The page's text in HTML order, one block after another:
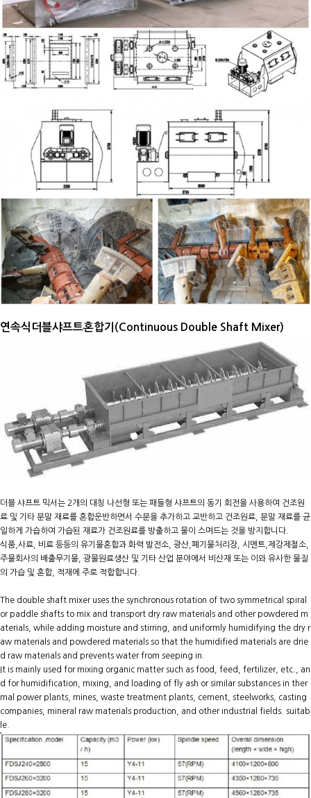
연속식더블샤프트혼합기(Continuous Double Shaft Mixer​)
더블 샤프트 믹서는 2개의 대칭 나선형 또는 패들형 샤프트의 동기 회전을 사용하여 건조원
료 및 기타 분말 재료를 혼합운반하면서 수분을 추가하고 교반하고 건조원료, 분말 재료를 균
일하게 가습하여 가습된 재료가 건조원료를 방출하고 물이 스며드는 것을 방지합니다.
식품,사료, 비료 등등의 유기물혼합과 화력 발전소, 광산,폐기물처리장, 시멘트,제강제철소,
주물회사의 배출무기물, 광물원료생산 및 기타 산업 분야에서 비산재 또는 이와 유사한 물질
의 가습 및 혼합, 적재에 주로 적합합니다.
The double shaft mixer uses the synchronous rotation of two symmetrical spiral
or paddle shafts to mix and transport dry raw materials and other powdered m
aterials, while adding moisture and stirring, and uniformly humidifying the dry r
aw materials and powdered materials so that the humidified materials are drie
d raw materials and prevents water from seeping in.
It is mainly used for mixing organic matter such as food, feed, fertilizer, etc., an
d for humidification, mixing, and loading of fly ash or similar substances in ther
mal power plants, mines, waste treatment plants, cement, steelworks, casting
companies, mineral raw materials production, and other industrial fields. suitab
le.